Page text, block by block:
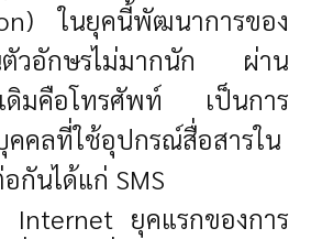
ในยุคนี้พัฒนาการของ
ตัวอักษรไม่มากนัก ผ่าน
เดิมคือโทรศัพท์ เป็นการ
คคลที่ใช้อุปกรณ์สื่อสารใน
กันได้แก่ SMS
ยุคแรกของการ